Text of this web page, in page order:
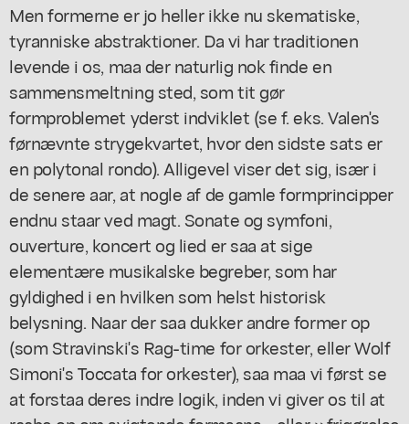
Men formerne er jo heller ikke nu skematiske,
tyranniske abstraktioner. Da vi har traditionen
levende i os, maa der naturlig nok finde en
sammensmeltning sted, som tit gør
formproblemet yderst indviklet (se f. eks. Valen's
førnævnte strygekvartet, hvor den sidste sats er
en polytonal rondo). Alligevel viser det sig, især i
de senere aar, at nogle af de gamle formprincipper
endnu staar ved magt. Sonate og symfoni,
ouverture, koncert og lied er saa at sige
elementære musikalske begreber, som har
gyldighed i en hvilken som helst historisk
belysning. Naar der saa dukker andre former op
(som Stravinski's Rag-time for orkester, eller Wolf
Simoni's Toccata for orkester), saa maa vi først se
at forstaa deres indre logik, inden vi giver os til at